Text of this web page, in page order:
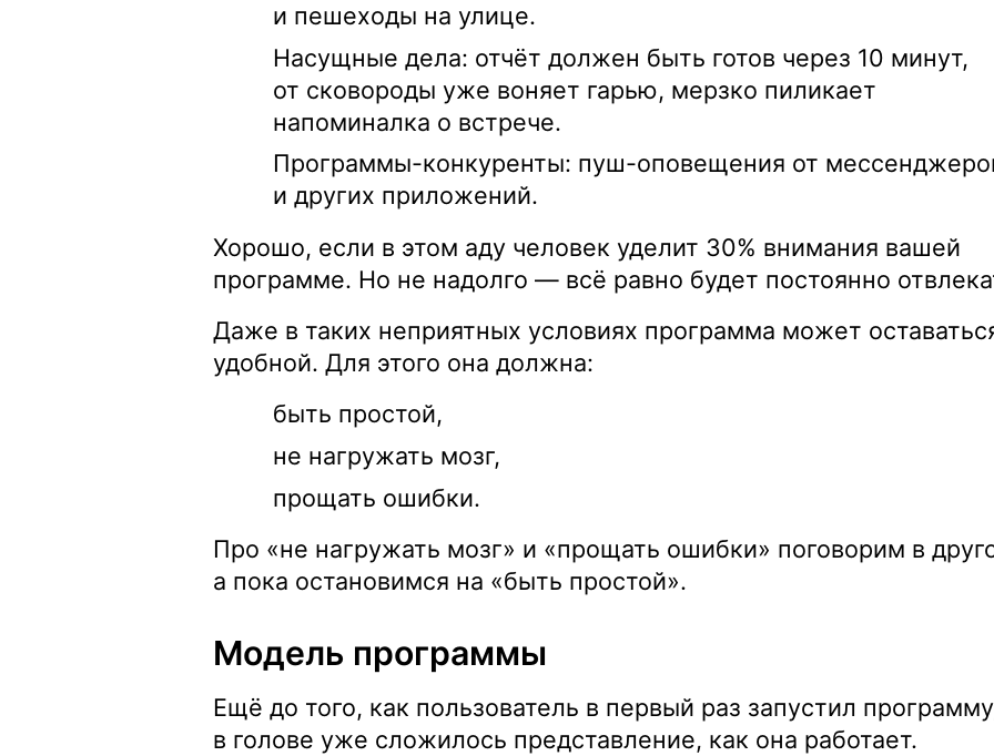
и пешеходы на улице.
Насущные дела: отчёт должен быть готов через 10 минут,
от сковороды уже воняет гарью, мерзко пиликает
напоминалка о встрече.
Программы-конкуренты: пуш-оповещения от
и других приложений.
Хорошо, если в этом аду человек уделит 30% внимания вашей
программе. Но не надолго — всё равно будет постоянно
Даже в таких неприятных условиях программа может
удобной. Для этого она должна:
быть простой,
не нагружать мозг,
прощать ошибки.
Про «не нагружать мозг» и «прощать ошибки» поговорим в
а пока остановимся на «быть простой».
Модель программы
Ещё до того, как пользователь в первый раз запустил
в голове уже сложилось представление, как она работает.